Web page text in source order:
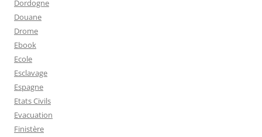
Dordogne
Douane
Drome
Ebook
Ecole
Esclavage
Espagne
Etats Civils
Evacuation
Finistère